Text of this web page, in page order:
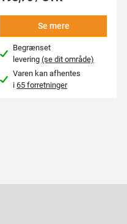
Se mere
Begrænset
levering(se dit område)
Varen kan afhentes
i65 forretninger